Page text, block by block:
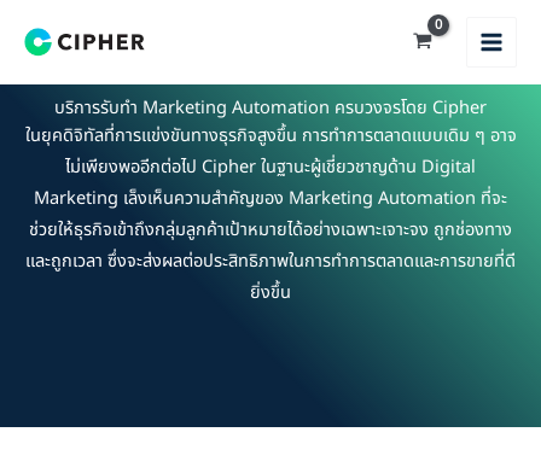
บริการรับทำ Marketing Automation ครบวงจรโดย Cipher
ในยุคดิจิทัลที่การแข่งขันทางธุรกิจสูงขึ้น การทำการตลาดแบบเดิม ๆ อาจ
ไม่เพียงพออีกต่อไป Cipher ในฐานะผู้เชี่ยวชาญด้าน Digital
Marketing เล็งเห็นความสำคัญของ Marketing Automation ที่จะ
ช่วยให้ธุรกิจเข้าถึงกลุ่มลูกค้าเป้าหมายได้อย่างเฉพาะเจาะจง ถูกช่องทาง
และถูกเวลา ซึ่งจะส่งผลต่อประสิทธิภาพในการทำการตลาดและการขายที่ดี
ยิ่งขึ้น